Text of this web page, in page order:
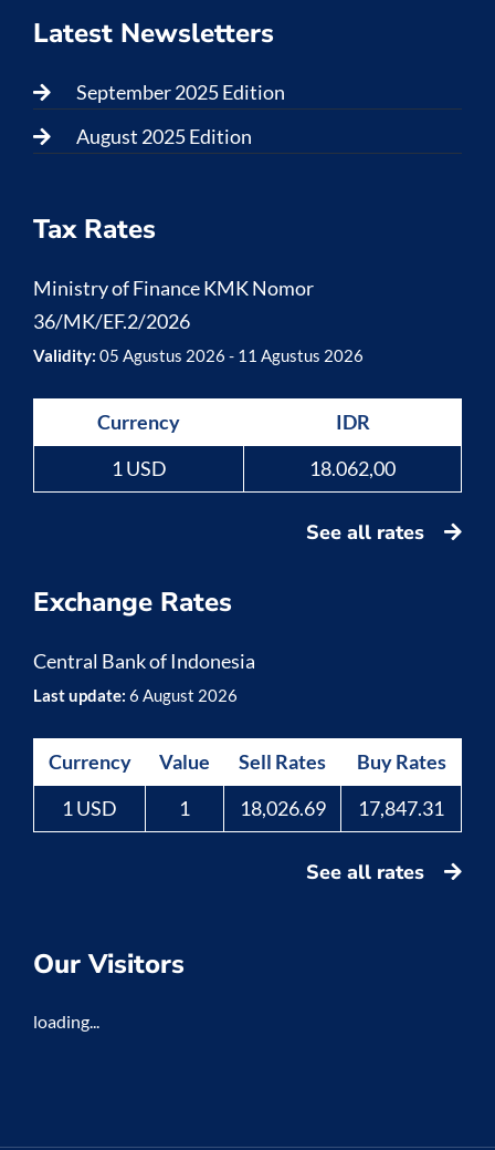
Latest Newsletters
September 2025 Edition
August 2025 Edition
Tax Rates
Ministry of Finance KMK Nomor
36/MK/EF.2/2026
Validity: 05 Agustus 2026 - 11 Agustus 2026
Currency
IDR
1 USD
18.062,00
See all rates
Exchange Rates
Central Bank of Indonesia
Last update: 6 August 2026
Currency Value Sell Rates
Buy Rates
1 USD
1 18,026.69 17,847.31
See all rates
Our Visitors
loading...